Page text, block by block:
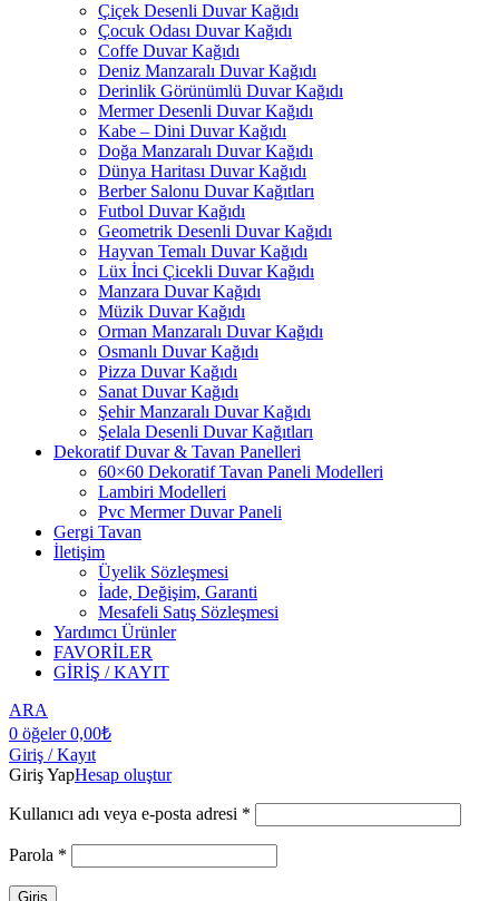
Çiçek Desenli Duvar Kağıdı
Çocuk Odası Duvar Kağıdı
Coffe Duvar Kağıdı
Deniz Manzaralı Duvar Kağıdı
Derinlik Görünümlü Duvar Kağıdı
Mermer Desenli Duvar Kağıdı
Kabe – Dini Duvar Kağıdı
Doğa Manzaralı Duvar Kağıdı
Dünya Haritası Duvar Kağıdı
Berber Salonu Duvar Kağıtları
Futbol Duvar Kağıdı
Geometrik Desenli Duvar Kağıdı
Hayvan Temalı Duvar Kağıdı
Lüx İnci Çicekli Duvar Kağıdı
Manzara Duvar Kağıdı
Müzik Duvar Kağıdı
Orman Manzaralı Duvar Kağıdı
Osmanlı Duvar Kağıdı
Pizza Duvar Kağıdı
Sanat Duvar Kağıdı
Şehir Manzaralı Duvar Kağıdı
Şelala Desenli Duvar Kağıtları
Dekoratif Duvar & Tavan Panelleri
60×60 Dekoratif Tavan Paneli Modelleri
Lambiri Modelleri
Pvc Mermer Duvar Paneli
Gergi Tavan
İletişim
Üyelik Sözleşmesi
İade, Değişim, Garanti
Mesafeli Satış Sözleşmesi
Yardımcı Ürünler
FAVORİLER
GİRİŞ / KAYIT
ARA
0 öğeler 0,00₺
Giriş / Kayıt
Giriş YapHesap oluştur
Kullanıcı adı veya e-posta adresi *
Parola *
Giriş